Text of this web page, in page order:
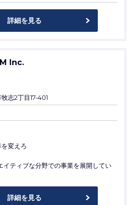
詳細を見る
Inc.
志2丁目17-401
変えろ
イティブな分野での事業を展開してい
詳細を見る